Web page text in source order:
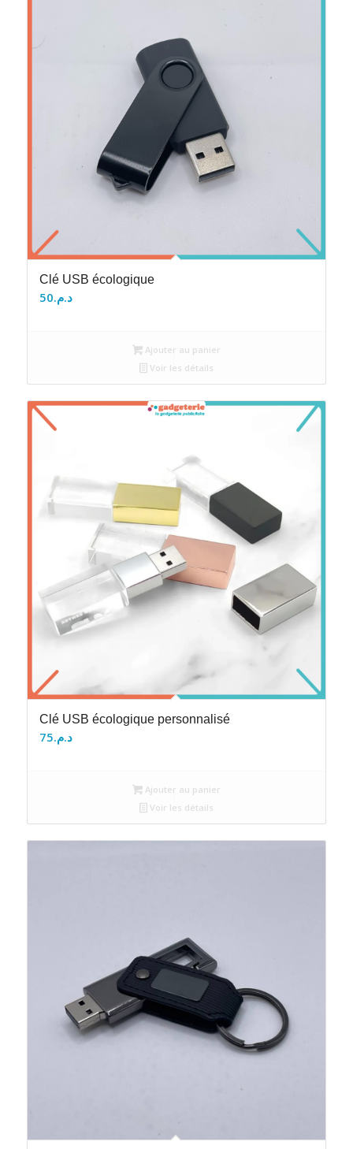
Clé USB écologique
د.م.50
Ajouter au panier
Voir les détails
Clé USB écologique personnalisé
د.م.75
Ajouter au panier
Voir les détails